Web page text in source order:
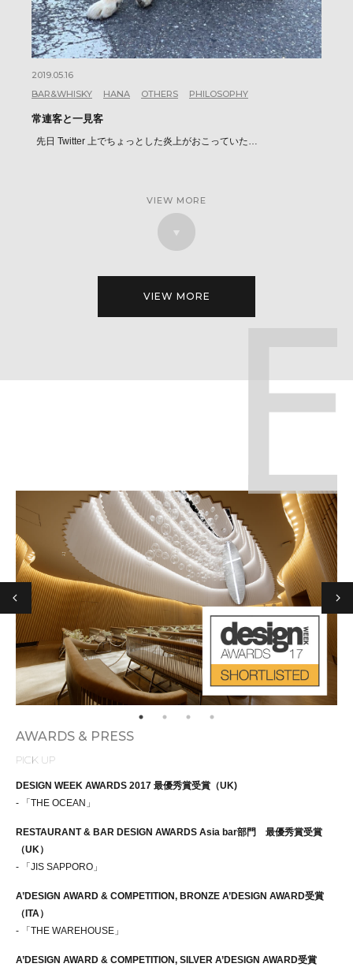
2019.05.16
BAR&WHISKY
HANA OTHERS PHILOSOPHY
常連客と一見客
先日 Twitter 上でちょっとした炎上がおこっていた…
VIEW MORE
VIEW MORE
AWARDS & PRESS
PICK UP
DESIGN WEEK AWARDS 2017 最優秀賞受賞（UK)
- 「THE OCEAN」
RESTAURANT & BAR DESIGN AWARDS Asia bar部門 最優秀賞受賞
（UK）
- 「JIS SAPPORO」
A’DESIGN AWARD & COMPETITION, BRONZE A’DESIGN AWARD受賞
（ITA）
- 「THE WAREHOUSE」
A’DESIGN AWARD & COMPETITION, SILVER A’DESIGN AWARD受賞